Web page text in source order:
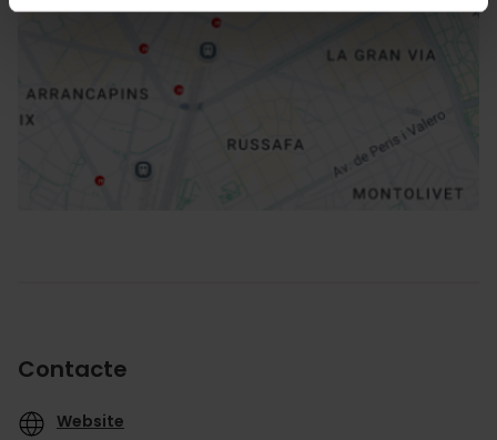
Direccions
Contacte
Website